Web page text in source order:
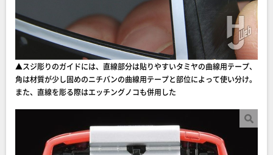
▲スジ彫りのガイドには、直線部分は貼りやすいタミヤの曲線用テープ、
角は材質が少し固めのニチバンの曲線用テープと部位によって使い分け。
また、直線を彫る際はエッチングノコも併用した